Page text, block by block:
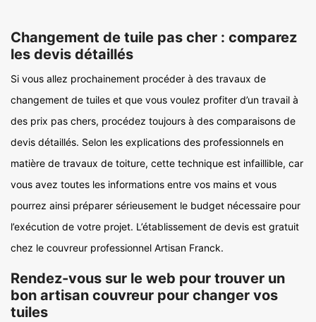
Changement de tuile pas cher : comparez
les devis détaillés
Si vous allez prochainement procéder à des travaux de
changement de tuiles et que vous voulez profiter d’un travail à
des prix pas chers, procédez toujours à des comparaisons de
devis détaillés. Selon les explications des professionnels en
matière de travaux de toiture, cette technique est infaillible, car
vous avez toutes les informations entre vos mains et vous
pourrez ainsi préparer sérieusement le budget nécessaire pour
l’exécution de votre projet. L’établissement de devis est gratuit
chez le couvreur professionnel Artisan Franck.
Rendez-vous sur le web pour trouver un
bon artisan couvreur pour changer vos
tuiles